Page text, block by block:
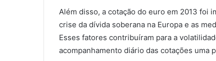
Além disso, a cotação do euro em 2013 foi
crise da dívida soberana na Europa e as
Esses fatores contribuíram para a
acompanhamento diário das cotações uma